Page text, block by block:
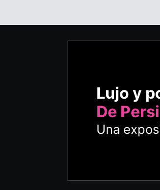
Lujo y
De
Una